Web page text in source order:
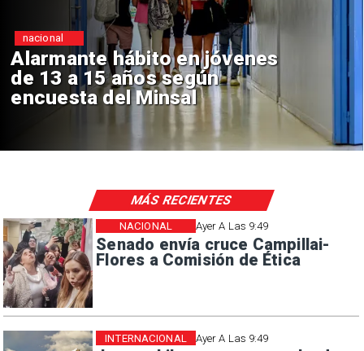
Alarmante hábito en jóvenes
de 13 a 15 años según
encuesta del Minsal
nacional
Ayer A Las 9:49
Senado envía cruce Campillai-
Flores a Comisión de Ética
NACIONAL
Ayer A Las 9:49
INTERNACIONAL
MÁS RECIENTES